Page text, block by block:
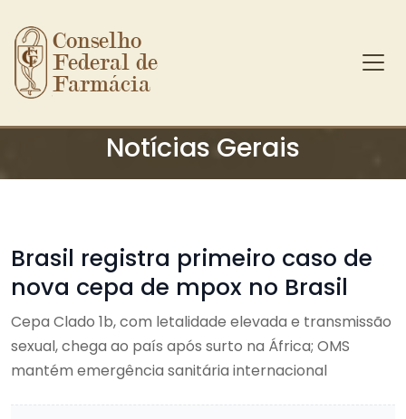
Ir para o conteúdo principal
Conselho
Federal de
Farmácia
Notícias Gerais
Brasil registra primeiro caso de
nova cepa de mpox no Brasil
Cepa Clado 1b, com letalidade elevada e transmissão
sexual, chega ao país após surto na África; OMS
mantém emergência sanitária internacional